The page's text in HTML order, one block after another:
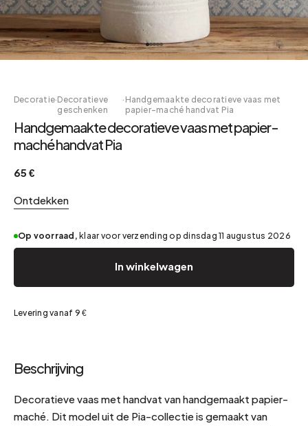
Decoratie·Decoratieve
geschenken
· Handgemaakte decoratieve vaas met
papier-maché handvat Pia
Handgemaakte decoratieve vaas met papier-
maché handvat Pia
65 €
Ontdekken
Op voorraad, klaar voor verzending op dinsdag 11 augustus 2026
In winkelwagen
Levering vanaf 9 €
Beschrijving
Decoratieve vaas met handvat van handgemaakt papier-
maché. Dit model uit de Pia-collectie is gemaakt van